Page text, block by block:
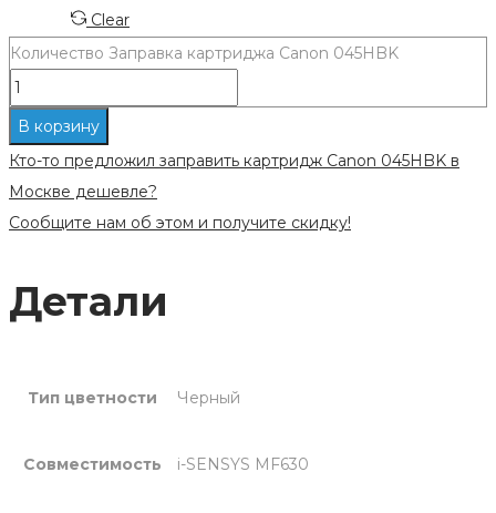
Clear
Количество Заправка картриджа Canon 045HBK
В корзину
Кто-то предложил заправить картридж Canon 045HBK в
Москве дешевле?
Сообщите нам об этом и получите скидку!
Детали
Тип цветности Черный
Совместимость i-SENSYS MF630